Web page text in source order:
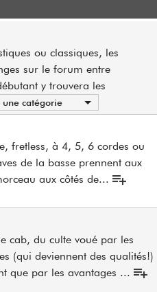
ou classiques, les
sur le forum entre
y trouvera les
une catégorie
fretless, à 4, 5, 6 cordes ou
de la basse prennent aux
aux côtés de...
cab, du culte voué par les
(qui deviennent des qualités!)
que par les avantages ...